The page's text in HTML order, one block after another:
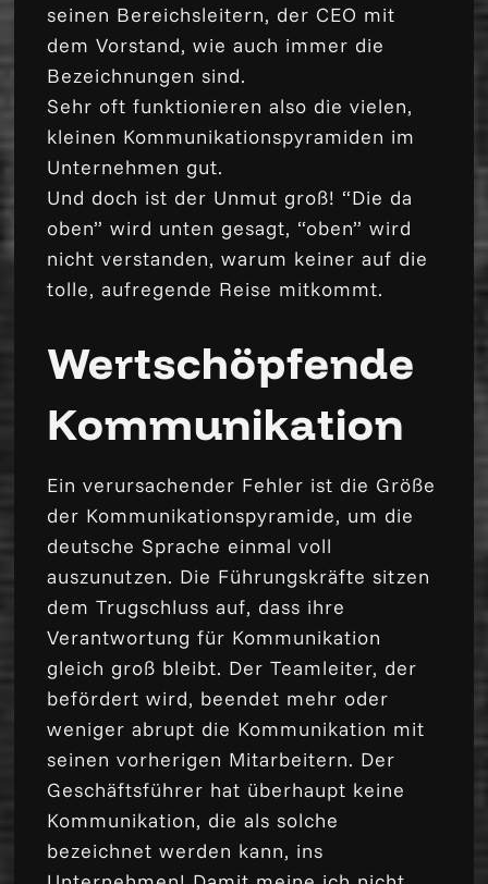
seinen Bereichsleitern, der CEO mit
dem Vorstand, wie auch immer die
Bezeichnungen sind.
Sehr oft funktionieren also die vielen,
kleinen Kommunikationspyramiden im
Unternehmen gut.
Und doch ist der Unmut groß! “Die da
oben” wird unten gesagt, “oben” wird
nicht verstanden, warum keiner auf die
tolle, aufregende Reise mitkommt.
Wertschöpfende
Kommunikation
Ein verursachender Fehler ist die Größe
der Kommunikationspyramide, um die
deutsche Sprache einmal voll
auszunutzen. Die Führungskräfte sitzen
dem Trugschluss auf, dass ihre
Verantwortung für Kommunikation
gleich groß bleibt. Der Teamleiter, der
befördert wird, beendet mehr oder
weniger abrupt die Kommunikation mit
seinen vorherigen Mitarbeitern. Der
Geschäftsführer hat überhaupt keine
Kommunikation, die als solche
bezeichnet werden kann, ins